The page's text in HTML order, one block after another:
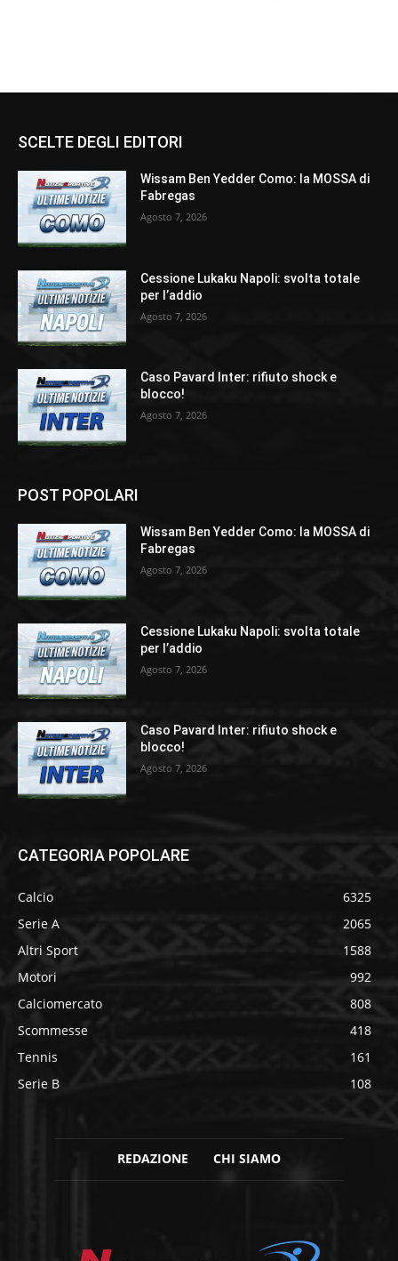
SCELTE DEGLI EDITORI
Wissam Ben Yedder Como: la MOSSA di
Fabregas
Agosto 7, 2026
Cessione Lukaku Napoli: svolta totale
per l’addio
Agosto 7, 2026
Caso Pavard Inter: rifiuto shock e
blocco!
Agosto 7, 2026
POST POPOLARI
Wissam Ben Yedder Como: la MOSSA di
Fabregas
Agosto 7, 2026
Cessione Lukaku Napoli: svolta totale
per l’addio
Agosto 7, 2026
Caso Pavard Inter: rifiuto shock e
blocco!
Agosto 7, 2026
CATEGORIA POPOLARE
Calcio
6325
Serie A
2065
Altri Sport
1588
Motori
992
Calciomercato
808
Scommesse
418
Tennis
161
Serie B
108
REDAZIONE CHI SIAMO